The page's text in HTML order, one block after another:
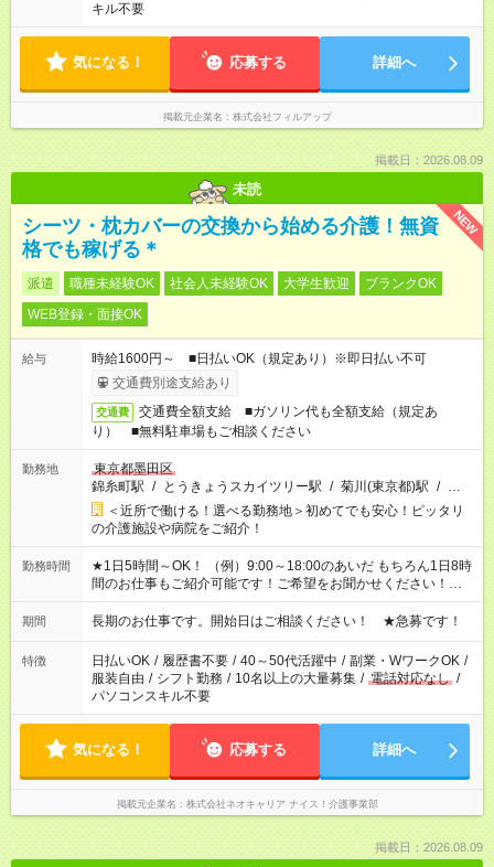
キル不要
気になる！ 応募する 詳細へ
掲載元企業名 株式会社フィルアップ
掲載日：2026.08.09
未読
NEW
シーツ・枕カバーの交換から始める介護！無資
格でも稼げる＊
派遣 職種未経験OK 社会人未経験OK 大学生歓迎
ブランクOK
WEB登録・面接OK
給与
時給1600円～ ■日払いOK（規定あり）※即日払い不可
交通費別途支給あり
交通費
交通費全額支給 ■ガソリン代も全額支給（規定あ
り） ■無料駐車場もご相談ください
勤務地
東京都墨田区
錦糸町駅 / とうきょうスカイツリー駅 / 菊川(東京都)駅 / …
＜近所で働ける！選べる勤務地＞初めてでも安心！ピッタリ
の介護施設や病院をご紹介！
勤務時間
★1日5時間～OK！ （例）9:00～18:00のあいだ もちろん1日8時
間のお仕事もご紹介可能です！ご希望をお聞かせください！★家
庭の都合でお休みが必要な場合も遠慮なくご相談ください。 ※
週最低15時間以上の勤務が必要です
期間 長期のお仕事です。開始日はご相談ください！ ★急募です！
特徴 日払いOK / 履歴書不要 / 40～50代活躍中 / 副業・WワークOK /
服装自由 / シフト勤務 / 10名以上の大量募集 / 電話対応なし /
パソコンスキル不要
気になる！ 応募する 詳細へ
掲載元企業名 株式会社ネオキャリア ナイス！介護事業部
掲載日：2026.08.09